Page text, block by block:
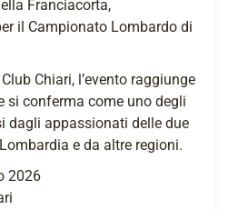
Franciacorta,
il Campionato Lombardo di
Chiari, l’evento raggiunge
si conferma come uno degli
dagli appassionati delle due
e da altre regioni.
2026